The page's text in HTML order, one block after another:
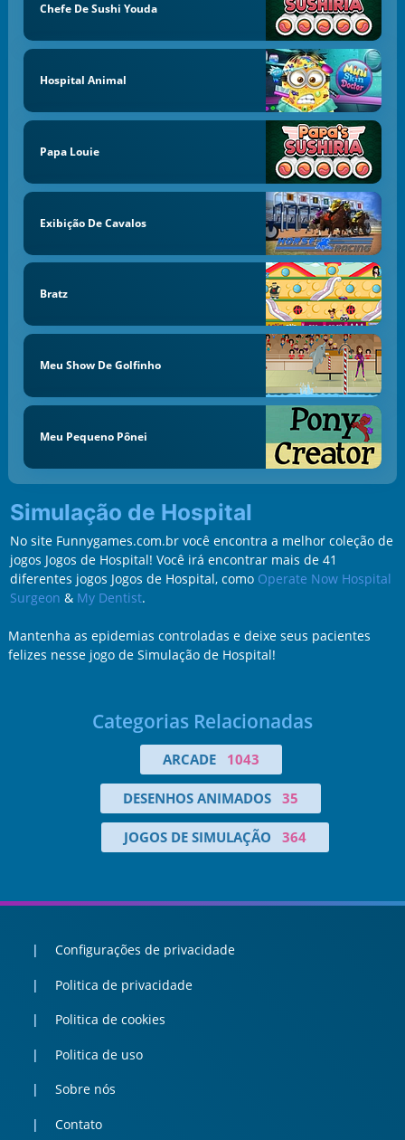
Chefe De Sushi Youda
Hospital Animal
Papa Louie
Exibição De Cavalos
Bratz
Meu Show De Golfinho
Meu Pequeno Pônei
Simulação de Hospital
No site Funnygames.com.br você encontra a melhor coleção de
jogos Jogos de Hospital! Você irá encontrar mais de 41
diferentes jogos Jogos de Hospital, como Operate Now Hospital
Surgeon & My Dentist.
Mantenha as epidemias controladas e deixe seus pacientes
felizes nesse jogo de Simulação de Hospital!
Categorias Relacionadas
ARCADE 1043
DESENHOS ANIMADOS 35
JOGOS DE SIMULAÇÃO 364
Configurações de privacidade
Politica de privacidade
Politica de cookies
Politica de uso
Sobre nós
Contato